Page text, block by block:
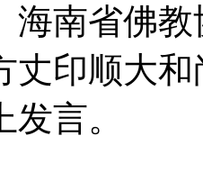
海南省佛
丈印顺大
言。